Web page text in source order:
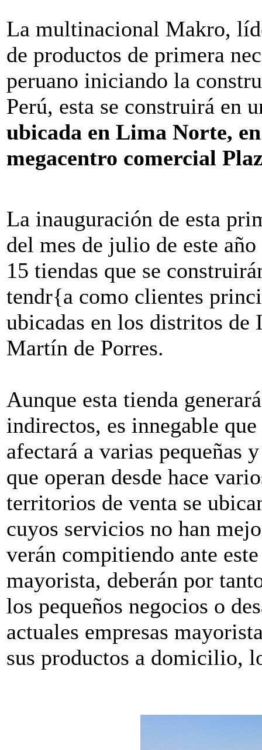
La multinacional Makro,
de productos de primera
peruano iniciando la
Perú, esta se construirá en
ubicada en Lima Norte,
megacentro comercial
La inauguración de esta
del mes de julio de este
15 tiendas que se
tendr{a como clientes
ubicadas en los distritos de
Martín de Porres.
Aunque esta tienda
indirectos, es innegable
afectará a varias pequeñas
que operan desde hace
territorios de venta se
cuyos servicios no han
verán compitiendo ante
mayorista, deberán por
los pequeños negocios o
actuales empresas
sus productos a domicilio,